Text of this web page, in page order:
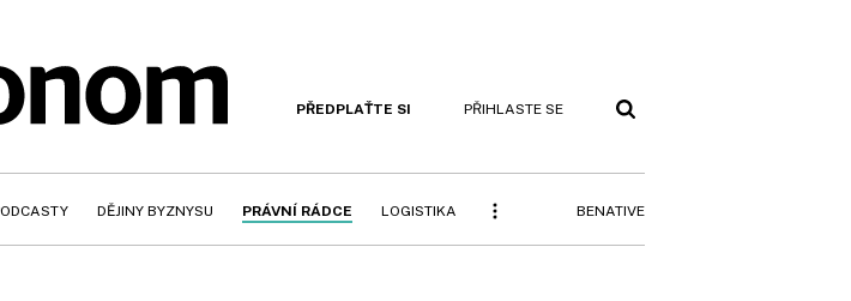
PŘEDPLAŤTE SI PŘIHLASTE SE
DĚJINY BYZNYSU PRÁVNÍ RÁDCE LOGISTIKA BENATIVE